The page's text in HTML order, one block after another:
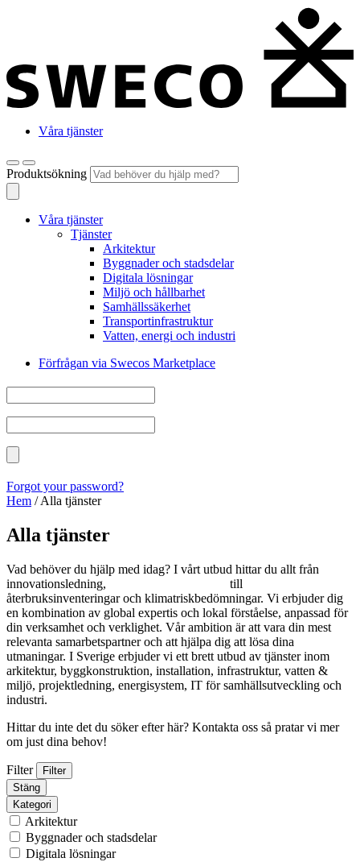
Våra tjänster
Produktsökning
Våra tjänster
Tjänster
Arkitektur
Byggnader och stadsdelar
Digitala lösningar
Miljö och hållbarhet
Samhällssäkerhet
Transportinfrastruktur
Vatten, energi och industri
Förfrågan via Swecos Marketplace
Forgot your password?
Hem /Alla tjänster
Alla tjänster
Vad behöver du hjälp med idag? I vårt utbud hittar du allt från
innovationsledning,
till
återbruksinventeringar och klimatriskbedömningar. Vi erbjuder dig
en kombination av global expertis och lokal förståelse, anpassad för
din verksamhet och verklighet. Vår ambition är att vara din mest
relevanta samarbetspartner och att hjälpa dig att lösa dina
utmaningar. I Sverige erbjuder vi ett brett utbud av tjänster inom
arkitektur, byggkonstruktion, installation, infrastruktur, vatten &
miljö, projektledning, energisystem, IT för samhällsutveckling och
industri.
Hittar du inte det du söker efter här? Kontakta oss så pratar vi mer
om just dina behov!
Filter
Filter
Stäng
Kategori
Arkitektur
Byggnader och stadsdelar
Digitala lösningar